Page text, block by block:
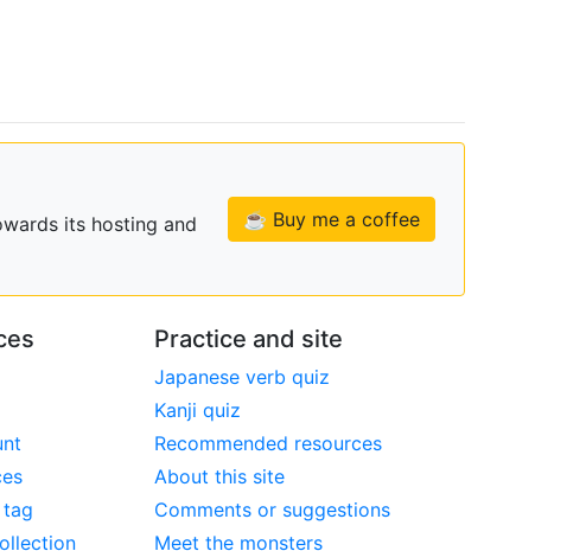
its hosting and
☕ Buy me a coffee
Practice and site
Japanese verb quiz
Kanji quiz
Recommended resources
About this site
Comments or suggestions
Meet the monsters